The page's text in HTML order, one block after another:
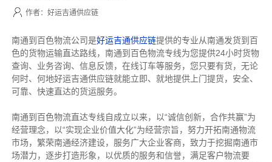
作者：好运吉通供应链
南通到百色物流公司是好运吉通供应链提供的专业从南通发货到百
色的货物运输直达路线，南通到百色物流专线为您提供24小时货物
查询、业务咨询、信息反馈，在线订车等服务，您只要有货，无论
何时、何地好运吉通供应链就能立即、就地提供上门提货，安全、
可靠、快速直达的货运服务。
南通到百色物流直达专线自成立以来，以“诚信创新，合作共赢”为
经营理念，以“实现企业价值大化”为经营宗旨，努力开拓南通物流
市场，繁荣南通经济建设，服务广大企业客商，致力于挖掘南通市
场潜力，逐步打造形象，以优质的服务和信誉，满足客户物流要